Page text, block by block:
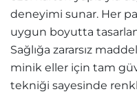
deneyimi sunar. Her
uygun boyutta
Sağlığa zararsız
minik eller için tam
tekniği sayesinde